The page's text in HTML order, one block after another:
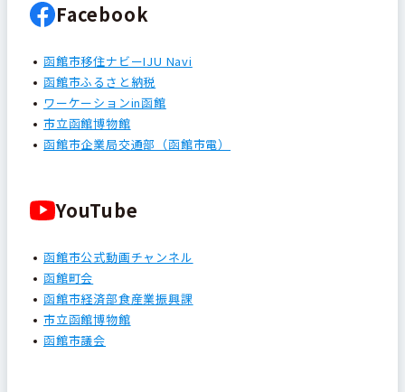
Facebook
函館市移住ナビーIJU Navi
函館市ふるさと納税
ワーケーションin函館
市立函館博物館
函館市企業局交通部（函館市電）
YouTube
函館市公式動画チャンネル
函館町会
函館市経済部食産業振興課
市立函館博物館
函館市議会